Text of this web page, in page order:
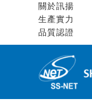
關於訊揚
生產實力
品質認證